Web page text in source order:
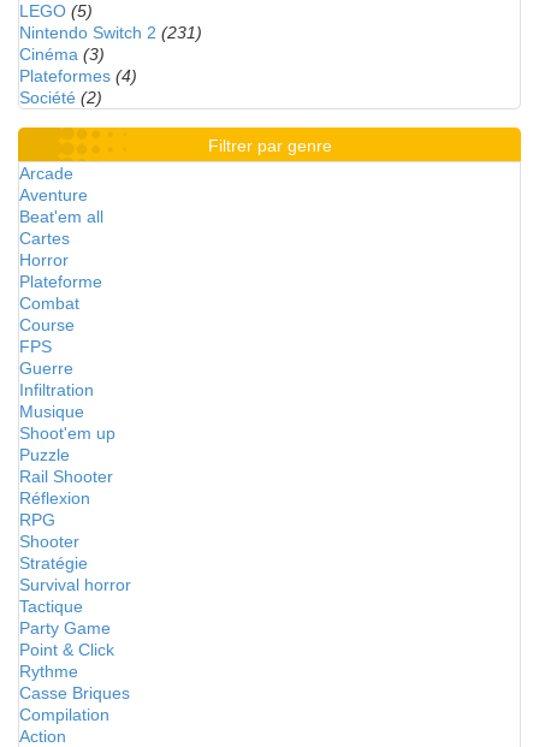
LEGO (5)
Nintendo Switch 2 (231)
Cinéma (3)
Plateformes (4)
Société (2)
Filtrer par genre
Arcade
Aventure
Beat'em all
Cartes
Horror
Plateforme
Combat
Course
FPS
Guerre
Infiltration
Musique
Shoot'em up
Puzzle
Rail Shooter
Réflexion
RPG
Shooter
Stratégie
Survival horror
Tactique
Party Game
Point & Click
Rythme
Casse Briques
Compilation
Action